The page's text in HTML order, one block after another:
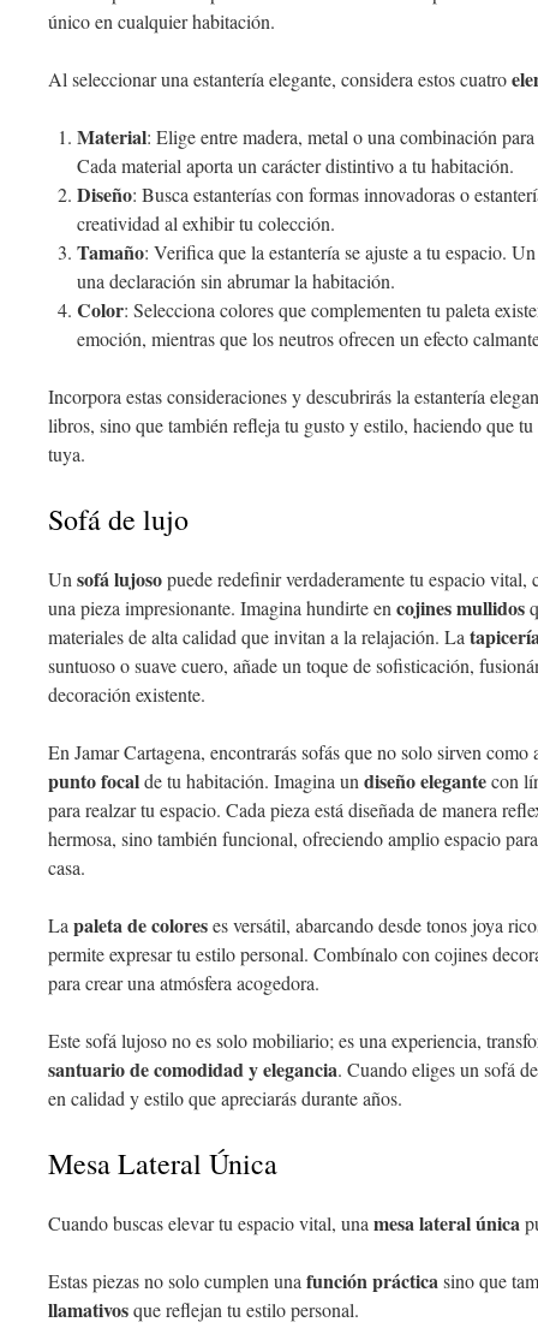
único en cualquier habitación.
Al seleccionar una estantería elegante, considera estos cuatro
Material: Elige entre madera, metal o una combinación
Cada material aporta un carácter distintivo a tu habitación.
Diseño: Busca estanterías con formas innovadoras o
creatividad al exhibir tu colección.
Tamaño: Verifica que la estantería se ajuste a tu espacio.
una declaración sin abrumar la habitación.
Color: Selecciona colores que complementen tu paleta
emoción, mientras que los neutros ofrecen un efecto
Incorpora estas consideraciones y descubrirás la estantería
libros, sino que también refleja tu gusto y estilo, haciendo que tu
tuya.
Sofá de lujo
Un sofá lujosopuede redefinir verdaderamente tu espacio
una pieza impresionante. Imagina hundirte en cojines mullidos
materiales de alta calidad que invitan a la relajación. La
suntuoso o suave cuero, añade un toque de sofisticación,
decoración existente.
En Jamar Cartagena, encontrarás sofás que no solo sirven
punto focalde tu habitación. Imagina un diseño elegantecon
para realzar tu espacio. Cada pieza está diseñada de manera
hermosa, sino también funcional, ofreciendo amplio espacio
casa.
La paleta de coloreses versátil, abarcando desde tonos joya
permite expresar tu estilo personal. Combínalo con cojines
para crear una atmósfera acogedora.
Este sofá lujoso no es solo mobiliario; es una experiencia,
santuario de comodidad y elegancia. Cuando eliges un sofá
en calidad y estilo que apreciarás durante años.
Mesa Lateral Única
Cuando buscas elevar tu espacio vital, una mesa lateral única
Estas piezas no solo cumplen una función prácticasino que
llamativosque reflejan tu estilo personal.